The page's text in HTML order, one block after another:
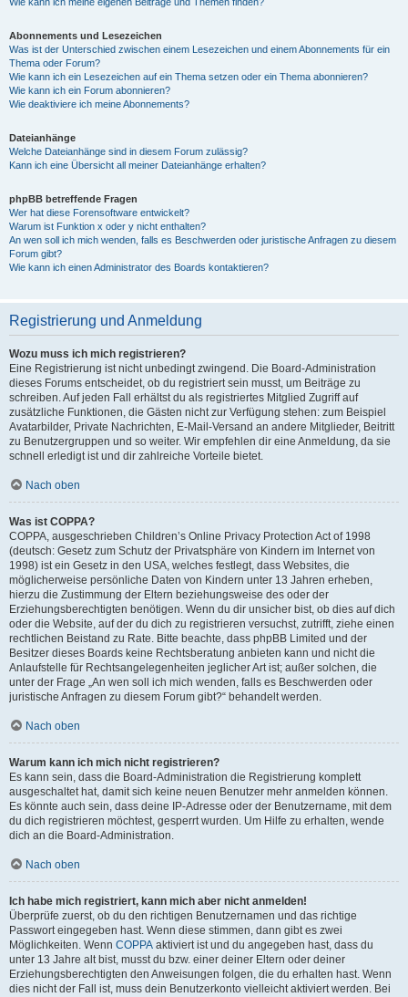
Abonnements und Lesezeichen
Was ist der Unterschied zwischen einem Lesezeichen und einem Abonnements für ein
Thema oder Forum?
Wie kann ich ein Lesezeichen auf ein Thema setzen oder ein Thema abonnieren?
Wie kann ich ein Forum abonnieren?
Wie deaktiviere ich meine Abonnements?
Dateianhänge
Welche Dateianhänge sind in diesem Forum zulässig?
Kann ich eine Übersicht all meiner Dateianhänge erhalten?
phpBB betreffende Fragen
Wer hat diese Forensoftware entwickelt?
Warum ist Funktion x oder y nicht enthalten?
An wen soll ich mich wenden, falls es Beschwerden oder juristische Anfragen zu diesem
Forum gibt?
Wie kann ich einen Administrator des Boards kontaktieren?
Registrierung und Anmeldung
Wozu muss ich mich registrieren?
Eine Registrierung ist nicht unbedingt zwingend. Die Board-Administration
dieses Forums entscheidet, ob du registriert sein musst, um Beiträge zu
schreiben. Auf jeden Fall erhältst du als registriertes Mitglied Zugriff auf
zusätzliche Funktionen, die Gästen nicht zur Verfügung stehen: zum Beispiel
Avatarbilder, Private Nachrichten, E-Mail-Versand an andere Mitglieder, Beitritt
zu Benutzergruppen und so weiter. Wir empfehlen dir eine Anmeldung, da sie
schnell erledigt ist und dir zahlreiche Vorteile bietet.
Nach oben
Was ist COPPA?
COPPA, ausgeschrieben Children’s Online Privacy Protection Act of 1998
(deutsch: Gesetz zum Schutz der Privatsphäre von Kindern im Internet von
1998) ist ein Gesetz in den USA, welches festlegt, dass Websites, die
möglicherweise persönliche Daten von Kindern unter 13 Jahren erheben,
hierzu die Zustimmung der Eltern beziehungsweise des oder der
Erziehungsberechtigten benötigen. Wenn du dir unsicher bist, ob dies auf dich
oder die Website, auf der du dich zu registrieren versuchst, zutrifft, ziehe einen
rechtlichen Beistand zu Rate. Bitte beachte, dass phpBB Limited und der
Besitzer dieses Boards keine Rechtsberatung anbieten kann und nicht die
Anlaufstelle für Rechtsangelegenheiten jeglicher Art ist; außer solchen, die
unter der Frage „An wen soll ich mich wenden, falls es Beschwerden oder
juristische Anfragen zu diesem Forum gibt?“ behandelt werden.
Nach oben
Warum kann ich mich nicht registrieren?
Es kann sein, dass die Board-Administration die Registrierung komplett
ausgeschaltet hat, damit sich keine neuen Benutzer mehr anmelden können.
Es könnte auch sein, dass deine IP-Adresse oder der Benutzername, mit dem
du dich registrieren möchtest, gesperrt wurden. Um Hilfe zu erhalten, wende
dich an die Board-Administration.
Nach oben
Ich habe mich registriert, kann mich aber nicht anmelden!
Überprüfe zuerst, ob du den richtigen Benutzernamen und das richtige
Passwort eingegeben hast. Wenn diese stimmen, dann gibt es zwei
Möglichkeiten. Wenn COPPA aktiviert ist und du angegeben hast, dass du
unter 13 Jahre alt bist, musst du bzw. einer deiner Eltern oder deiner
Erziehungsberechtigten den Anweisungen folgen, die du erhalten hast. Wenn
dies nicht der Fall ist, muss dein Benutzerkonto vielleicht aktiviert werden. Bei